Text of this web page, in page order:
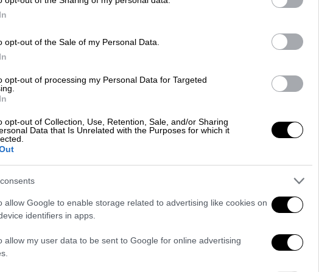
opt-out of the Sale of my Personal Data.
opt-out of processing my Personal Data for Targeted
opt-out of Collection, Use, Retention, Sale, and/or Sharing
Data that Is Unrelated with the Purposes for which it
allow Google to enable storage related to advertising like cookies on
identifiers in apps.
allow my user data to be sent to Google for online advertising
εσωστρέφειας, οι οποίες απέδωσαν
αποσύρθηκαν, τακτικές
φως, με τίμια αντιπαράθεση και με
και χωρίς «δηθενισμούς» και
την πίστη μου ότι οι μάχες δίνονται με
και ταλαιπωρημένος ΣΥΡΙΖΑ ΠΣ και
ριζοσπαστικό, ανατρεπτικό
καθημερινά.
και πολιτικών συσχετισμών υπέρ
των αγροτών, των νέων που
τους και των αδύναμων.